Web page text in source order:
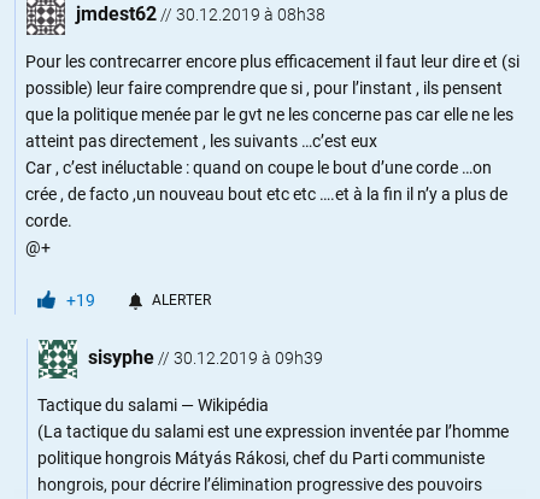
jmdest62 // 30.12.2019 à 08h38
Pour les contrecarrer encore plus efficacement il faut leur dire et (si
possible) leur faire comprendre que si , pour l’instant , ils pensent
que la politique menée par le gvt ne les concerne pas car elle ne les
atteint pas directement , les suivants …c’est eux
Car , c’est inéluctable : quand on coupe le bout d’une corde …on
crée , de facto ,un nouveau bout etc etc ….et à la fin il n’y a plus de
corde.
@+
+19 ALERTER
sisyphe // 30.12.2019 à 09h39
Tactique du salami — Wikipédia
(La tactique du salami est une expression inventée par l’homme
politique hongrois Mátyás Rákosi, chef du Parti communiste
hongrois, pour décrire l’élimination progressive des pouvoirs